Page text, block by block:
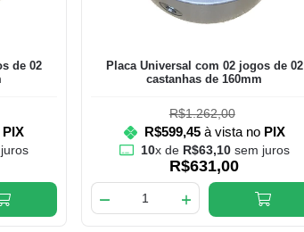
de 02
PIX
Placa Universal com 02 jogos de 02
castanhas de 160mm
R$1.262,00
R$599,45 à vista no PIX
10x de R$63,10sem juros
R$631,00